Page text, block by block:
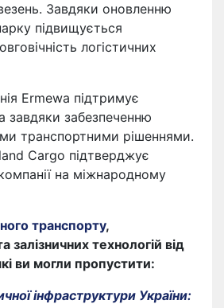
Завдяки оновленню
підвищується
логістичних
Ermewa підтримує
завдяки забезпеченню
транспортними рішеннями.
Cargo підтверджує
на міжнародному
транспорту,
залізничних технологій від
ви могли пропустити:
інфраструктури України: